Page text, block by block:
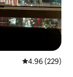
औसत रेटिंग 5 में से
4.96 (229)